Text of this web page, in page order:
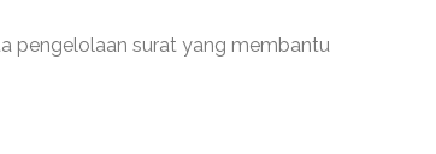
pengelolaan surat yang membantu